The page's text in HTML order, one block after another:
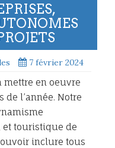
7 février 2024
mettre en oeuvre
l’année. Notre
touristique de
inclure tous